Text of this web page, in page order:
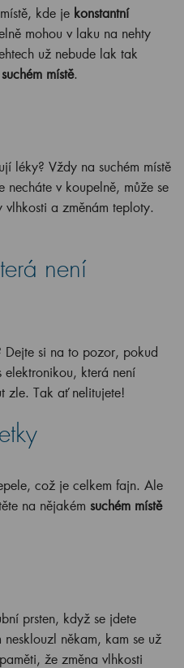
kde je konstantní
mohou v laku na nehty
už nebude lak tak
místě.
léky? Vždy na suchém místě
necháte v koupelně, může se
a změnám teploty.
není
Dejte si na to pozor, pokud
elektronikou, která není
zle. Tak ať nelitujete!
což je celkem fajn. Ale
na nějakém suchém místě
prsten, když se jdete
někam, kam se už
že změna vlhkosti